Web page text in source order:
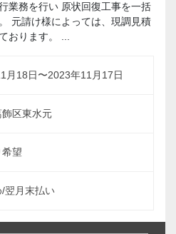
業務を行い 原状回復工事を一括
元請け様によっては、現調見積
おります。 ...
月18日〜2023年11月17日
区東水元
希望
/翌月末払い